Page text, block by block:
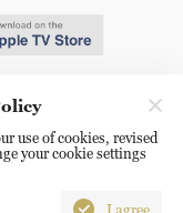
use of cookies, revised
your cookie settings
I agree